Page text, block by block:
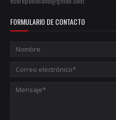
FORMULARIO DE CONTACTO